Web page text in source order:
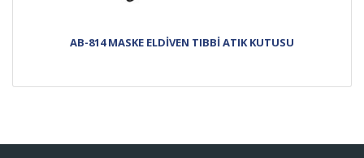
AB-814 MASKE ELDİVEN TIBBİ ATIK KUTUSU